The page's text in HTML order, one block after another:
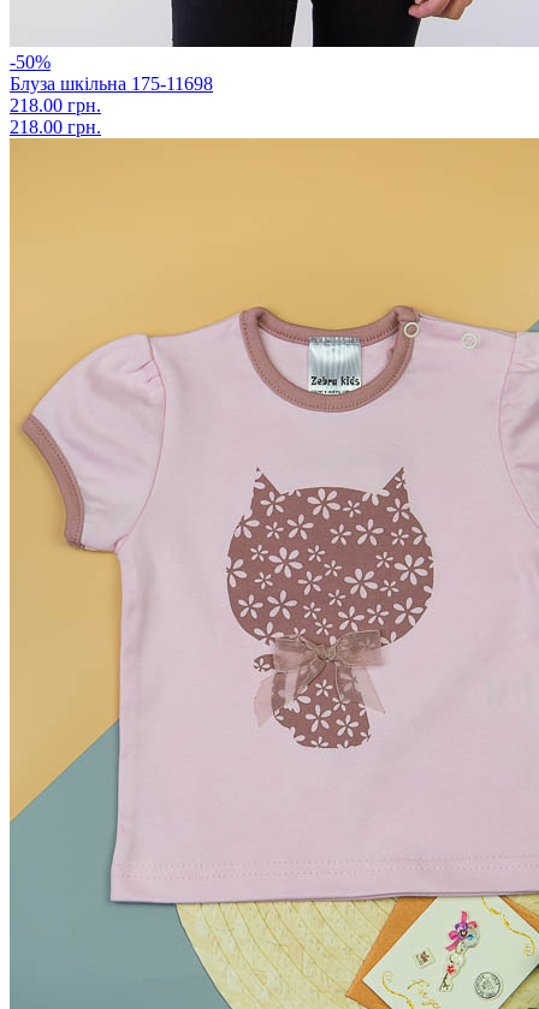
-50%
Блуза шкільна 175-11698
218.00 грн.
218.00 грн.